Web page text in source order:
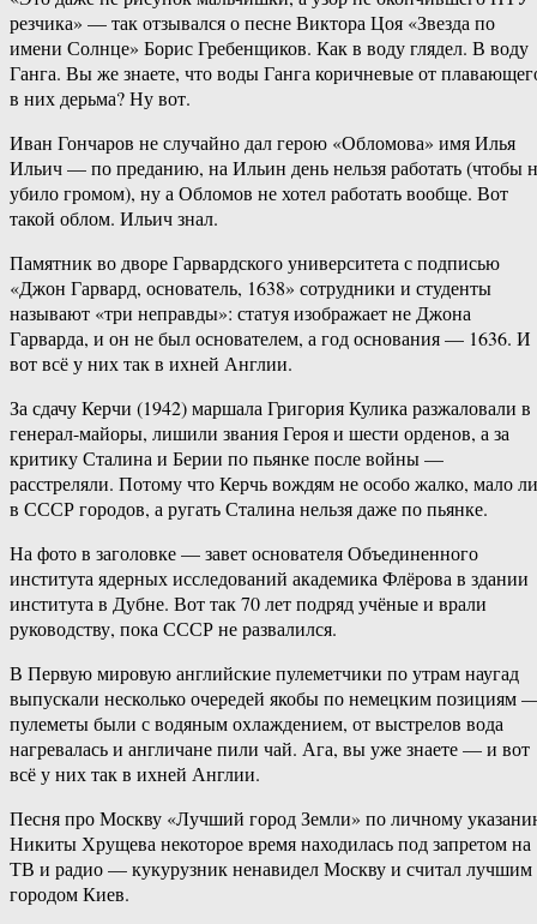
резчика» — так отзывался о песне Виктора Цоя «Звезда по
имени Солнце» Борис Гребенщиков. Как в воду глядел. В воду
Ганга. Вы же знаете, что воды Ганга коричневые от
в них дерьма? Ну вот.
Иван Гончаров не случайно дал герою «Обломова» имя Илья
Ильич — по преданию, на Ильин день нельзя работать (чтобы
убило громом), ну а Обломов не хотел работать вообще. Вот
такой облом. Ильич знал.
Памятник во дворе Гарвардского университета с подписью
«Джон Гарвард, основатель, 1638» сотрудники и студенты
называют «три неправды»: статуя изображает не Джона
Гарварда, и он не был основателем, а год основания — 1636. И
вот всё у них так в ихней Англии.
За сдачу Керчи (1942) маршала Григория Кулика разжаловали в
генерал-майоры, лишили звания Героя и шести орденов, а за
критику Сталина и Берии по пьянке после войны —
расстреляли. Потому что Керчь вождям не особо жалко, мало ли
в СССР городов, а ругать Сталина нельзя даже по пьянке.
На фото в заголовке — завет основателя Объединенного
института ядерных исследований академика Флёрова в здании
института в Дубне. Вот так 70 лет подряд учёные и врали
руководству, пока СССР не развалился.
В Первую мировую английские пулеметчики по утрам наугад
выпускали несколько очередей якобы по немецким позициям
пулеметы были с водяным охлаждением, от выстрелов вода
нагревалась и англичане пили чай. Ага, вы уже знаете — и вот
всё у них так в ихней Англии.
Песня про Москву «Лучший город Земли» по личному
Никиты Хрущева некоторое время находилась под запретом на
ТВ и радио — кукурузник ненавидел Москву и считал лучшим
городом Киев.